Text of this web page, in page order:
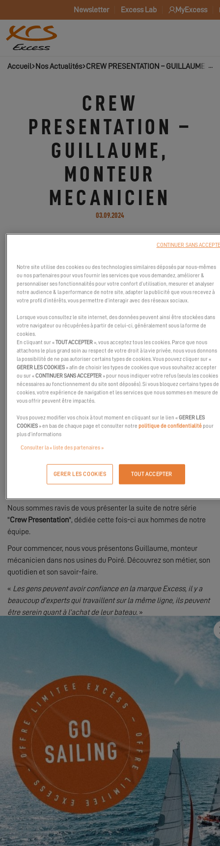
Newsletter Excess Lab MyExcess
Accueil Nos Actualités CREW PRESENTATION – GUILLAUME,
CREW
PRESENTATION –
GUILLAUME,
MONTEUR
MECANICIEN
03.09.2024
Rencontre avec Guillaume, un des mécaniciens des catamarans
Chez Excess, nous croyons fermement au pouvoir du collectif.
hommes qui œuvrent sur nos chantiers que nous pouvons créer
Nous sommes ravis de vous présenter la suite de notre série
"Crew Presentation", dédiée cette fois-ci aux hommes de notre
équipe.
Pour commencer, nous vous présentons Guillaume, monteur
mécanicien dans nos usines du Poiré. Découvrez son métier, son
quotidien et son savoir-faire.
« Les gens peuvent avoir confiance en la marque Excess, il y a
beaucoup d’experts qui travaillent sur la même ligne, ils peuvent
être serein quant à l’achat de leur bateau. »
Regardez cette nouvelle vidéo dès maintenant et restez
page YouTube
Pour visualiser cette video, vous devez au
préalable autoriser l'utilisation de cookies
de fonctionnalité sur notre site.
PARAMÈTRES
Notre site utilise des cookies ou des technologies similaires déposés par nous-mêmes
ou nos partenaires pour vous fournir les services que vous demandez, améliorer &
personnaliser ses fonctionnalités pour votre confort d’utilisation, mesurer et analyser
notre audience & la performance de notre site, adapter la publicité que vous recevez à
votre profil d’intérêts, vous permettre d’interagir avec des réseaux sociaux.
Lorsque vous consultez le site internet, des données peuvent ainsi être stockées dans
votre navigateur ou récupérées à partir de celui-ci, généralement sous la forme de
cookies.
En cliquant sur «TOUT ACCEPTER », vous acceptez tous les cookies. Parce que nous
attachons le plus grand soin au respect de votre droit à la vie privée, nous vous donnons
la possibilité de ne pas autoriser certains types de cookies. Vous pouvez cliquer sur «
GERER LES COOKIES » afin de choisir les types de cookies que vous souhaitez accepter
ou sur «CONTINUER SANS ACCEPTER » pour nous indiquer votre refus (seuls les cookies
nécessaires au fonctionnement du site sont déposés). Si vous bloquez certains types de
cookies, votre expérience de navigation et les services que nous sommes en mesure de
vous offrir peuvent être impactés.
Vous pouvez modifier vos choix à tout moment en cliquant sur le lien «GERER LES
COOKIES » en bas de chaque page et consulter notrepolitique de confidentialitépour
plus d’informations
Consulter la « liste des partenaires »
GERER LES COOKIES TOUT ACCEPTER
CONTINUER SANS